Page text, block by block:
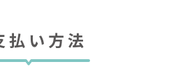
払い方法